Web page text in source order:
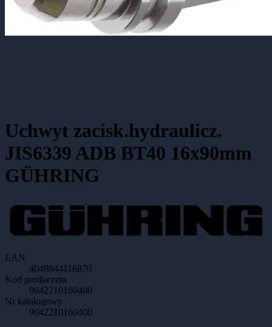
Uchwyt zacisk.hydraulicz.
JIS6339 ADB BT40 16x90mm
GÜHRING
EAN
4049844116870
Kod producenta
9042210160400
Nr katalogowy
9042210160400